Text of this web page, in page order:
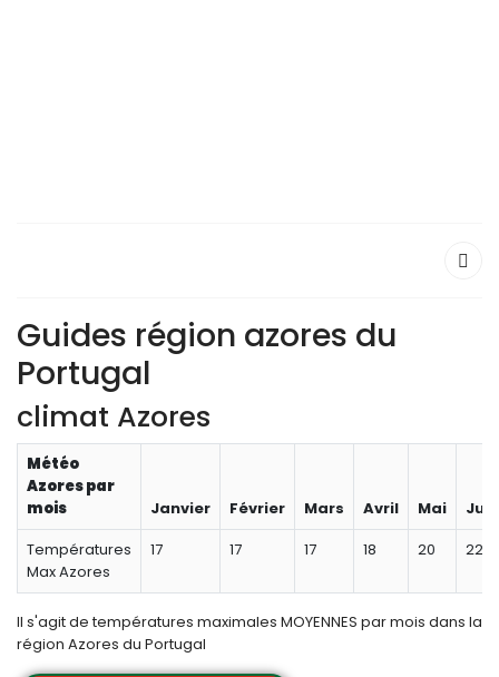
Guides région azores du
Portugal
climat Azores
Météo
Azores par
mois
Janvier Février Mars Avril Mai
Juin
Températures
Max Azores
17 17 17 18 20 22
Il s'agit de températures maximales MOYENNES par mois dans la
région Azores du Portugal